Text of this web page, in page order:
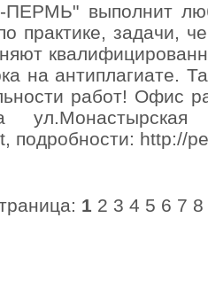
ПЕРМЬ" выполнит
практике, задачи,
на антиплагиате.
работ! Офис
подробности: http://
1 2 3 4 5 6 7 8